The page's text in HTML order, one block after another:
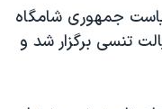
جمهوری شامگاه
تنسی برگزار شد و